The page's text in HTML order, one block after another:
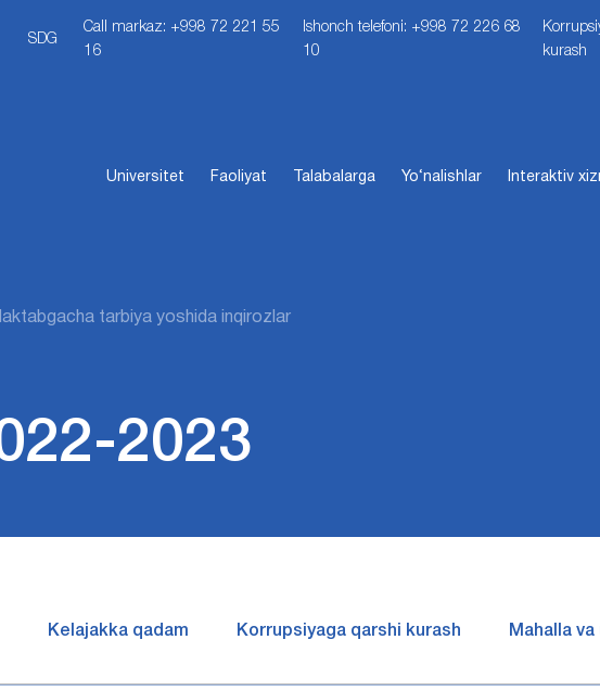
SDG
Call markaz: +998 72 221 55
16
Ishonch telefoni: +998 72 226 68
10
kurash
Universitet Faoliyat Talabalarga Yo‘nalishlar Interaktiv
tarbiya yoshida inqirozlar
2023
Kelajakka qadam Korrupsiyaga qarshi kurash Mahalla